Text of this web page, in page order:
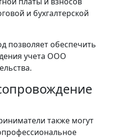
и бухгалтерской
позволяет обеспечить
учета ООО
также могут